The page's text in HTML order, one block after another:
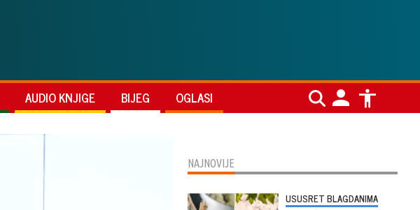
AUDIO KNJIGE BIJEG OGLASI
NAJNOVIJE
USUSRET BLAGDANIMA